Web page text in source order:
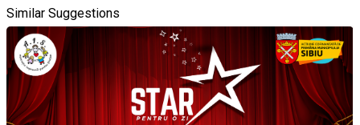
Similar Suggestions